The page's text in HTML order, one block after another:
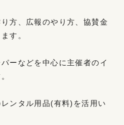
方、広報のやり方、協賛金
す。
ーなどを中心に主催者のイ
ンタル用品(有料)を活用い